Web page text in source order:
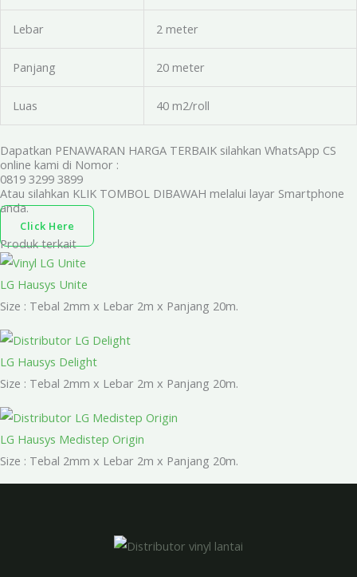
Lebar 2 meter
Panjang 20 meter
Luas 40 m2/roll
Dapatkan PENAWARAN HARGA TERBAIK silahkan WhatsApp CS
online kami di Nomor :
0819 3299 3899
Atau silahkan KLIK TOMBOL DIBAWAH melalui layar Smartphone
anda.
Click Here
Produk terkait
LG Hausys Unite
Size : Tebal 2mm x Lebar 2m x Panjang 20m.
LG Hausys Delight
Size : Tebal 2mm x Lebar 2m x Panjang 20m.
LG Hausys Medistep Origin
Size : Tebal 2mm x Lebar 2m x Panjang 20m.